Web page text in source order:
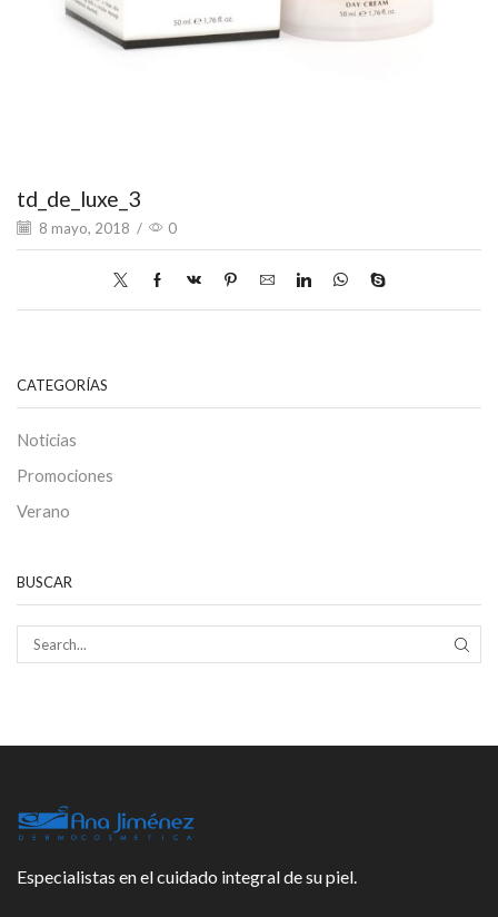
td_de_luxe_3
8 mayo, 2018 / 0
CATEGORÍAS
Noticias
Promociones
Verano
BUSCAR
Especialistas en el cuidado integral de su piel.